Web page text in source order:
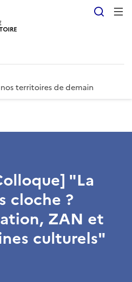
territoires de demain
"La
cloche ?
ZAN et
culturels"